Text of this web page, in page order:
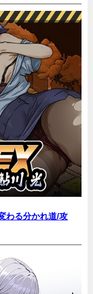
わる分かれ道/攻